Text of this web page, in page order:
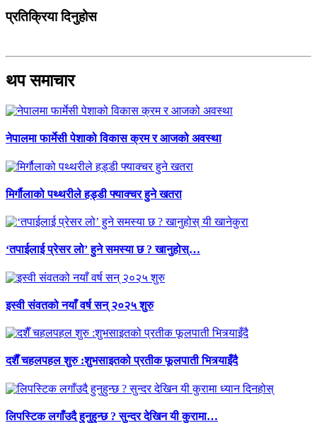
प्रतिक्रिया दिनुहोस
थप समाचार
नेपालमा फार्मेसी पेशाको विकास क्रम र आजको अवस्था
मिर्गौलाको पथ्थरीले हड्डी फ्याक्चर हुने खतरा
‘तपाईलाई प्रेसर लो’ हुने समस्या छ ? खानुहोस्…
इस्वी संवतको नयाँ वर्ष सन् २०२५ शुरु
दशैँ चहलपहल शुरु :शुभसाइतको प्रतीक फूलपाती भित्र्याइँदै
लिपस्टिक लगाँउदै हुनुहुन्छ ? सुन्दर देखिन यी कुरामा…